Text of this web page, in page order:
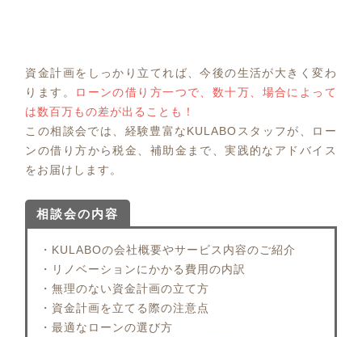
資金計画をしっかり立てれば、今後の生活が大きく変わ
ります。
ローンの借り方一つで、数十万、場合によって
は数百万もの差が出ることも！
この相談会では、経験豊富なKULABOスタッフが、ロー
ンの借り方から税金、補助金まで、実践的なアドバイス
をお届けします。
相談会の内容
・KULABOの会社概要やサービス内容のご紹介
・リノベーションにかかる費用の内訳
・無理のない資金計画の立て方
・資金計画を立てる際の注意点
・最適なローンの選び方